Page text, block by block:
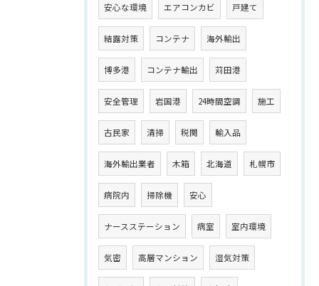
安心な環境 エアコンカビ 戸建て
結露対策 コンテナ 海外輸出
博多港 コンテナ輸出 苅田港
安全管理 岩国港 24時間空調 施工
古民家 清掃 税関 輸入品
海外輸出業者 木箱 北海道 札幌市
病院内 掃除機 安心
ナースステーション 病室 室内環境
気密 高層マンション 湿気対策